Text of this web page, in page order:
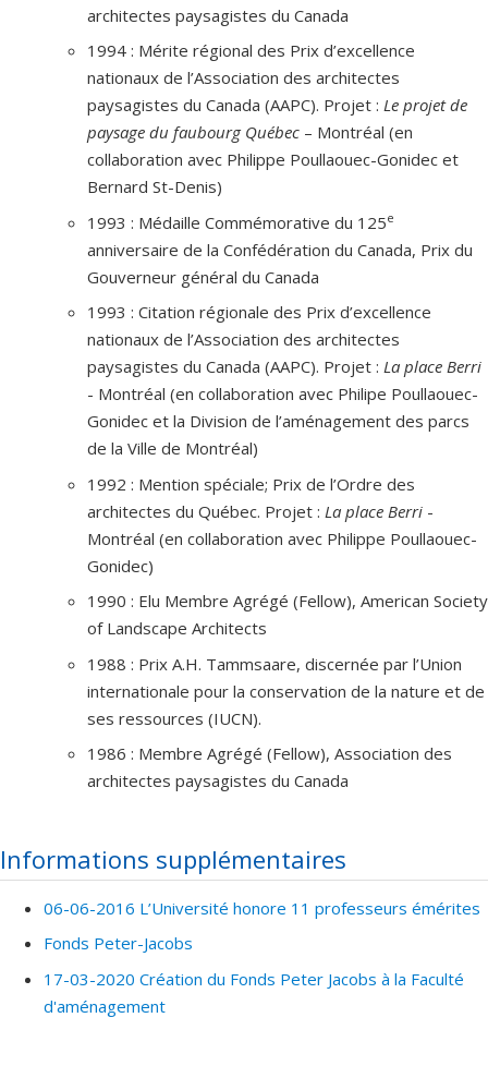
architectes paysagistes du Canada
1994 : Mérite régional des Prix d’excellence
nationaux de l’Association des architectes
paysagistes du Canada (AAPC). Projet : Le projet de
paysage du faubourg Québec – Montréal (en
collaboration avec Philippe Poullaouec-Gonidec et
Bernard St-Denis)
1993 : Médaille Commémorative du 125e
anniversaire de la Confédération du Canada, Prix du
Gouverneur général du Canada
1993 : Citation régionale des Prix d’excellence
nationaux de l’Association des architectes
paysagistes du Canada (AAPC). Projet : La place Berri
- Montréal (en collaboration avec Philipe Poullaouec-
Gonidec et la Division de l’aménagement des parcs
de la Ville de Montréal)
1992 : Mention spéciale; Prix de l’Ordre des
architectes du Québec. Projet : La place Berri -
Montréal (en collaboration avec Philippe Poullaouec-
Gonidec)
1990 : Elu Membre Agrégé (Fellow), American Society
of Landscape Architects
1988 : Prix A.H. Tammsaare, discernée par l’Union
internationale pour la conservation de la nature et de
ses ressources (IUCN).
1986 : Membre Agrégé (Fellow), Association des
architectes paysagistes du Canada
Informations supplémentaires
06-06-2016 L’Université honore 11 professeurs émérites
Fonds Peter-Jacobs
17-03-2020 Création du Fonds Peter Jacobs à la Faculté
d'aménagement